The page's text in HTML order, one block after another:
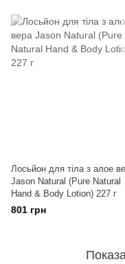
Лосьйон для тіла з алое
Jason Natural (Pure Natural
Hand & Body Lotion) 227 г
801 грн